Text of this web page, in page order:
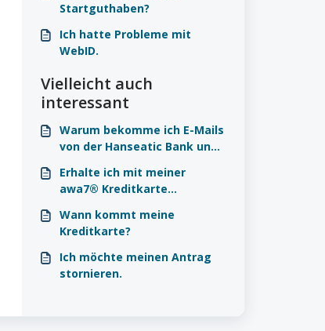
Startguthaben?
Ich hatte Probleme mit
WebID.
Vielleicht auch
interessant
Warum bekomme ich E-Mails
von der Hanseatic Bank und
Erhalte ich mit meiner
awa7® Kreditkarte
Vergünstigungen?
Wann kommt meine
Kreditkarte?
Ich möchte meinen Antrag
stornieren.